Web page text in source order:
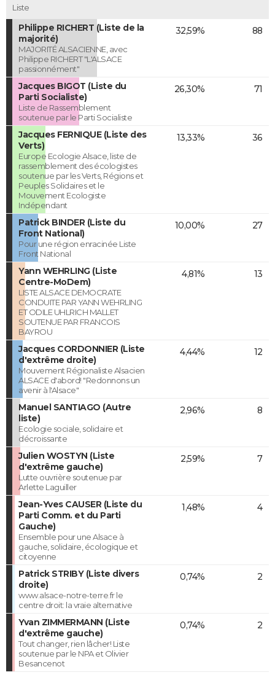
Liste
Philippe RICHERT (Liste de la
majorité)
MAJORITÉ ALSACIENNE, avec
Philippe RICHERT "L'ALSACE
passionnément"
32,59% 88
Jacques BIGOT (Liste du
Parti Socialiste)
Liste de Rassemblement
soutenue par le Parti Socialiste
26,30% 71
Jacques FERNIQUE (Liste des
Verts)
Europe Ecologie Alsace, liste de
rassemblement des écologistes
soutenue par les Verts, Régions et
Peuples Solidaires et le
Mouvement Ecologiste
Indépendant
13,33% 36
Patrick BINDER (Liste du
Front National)
Pour une région enracinée Liste
Front National
10,00% 27
Yann WEHRLING (Liste
Centre-MoDem)
LISTE ALSACE DEMOCRATE
CONDUITE PAR YANN WEHRLING
ET ODILE UHLRICH MALLET
SOUTENUE PAR FRANCOIS
BAYROU
4,81% 13
Jacques CORDONNIER (Liste
d'extrême droite)
Mouvement Régionaliste Alsacien
ALSACE d'abord! "Redonnons un
avenir à l'Alsace"
4,44% 12
Manuel SANTIAGO (Autre
liste)
Ecologie sociale, solidaire et
décroissante
2,96% 8
Julien WOSTYN (Liste
d'extrême gauche)
Lutte ouvrière soutenue par
Arlette Laguiller
2,59% 7
Jean-Yves CAUSER (Liste du
Parti Comm. et du Parti
Gauche)
Ensemble pour une Alsace à
gauche, solidaire, écologique et
citoyenne
1,48% 4
Patrick STRIBY (Liste divers
droite)
www.alsace-notre-terre.fr le
centre droit: la vraie alternative
0,74% 2
Yvan ZIMMERMANN (Liste
d'extrême gauche)
Tout changer, rien lâcher! Liste
soutenue par le NPA et Olivier
Besancenot
0,74% 2